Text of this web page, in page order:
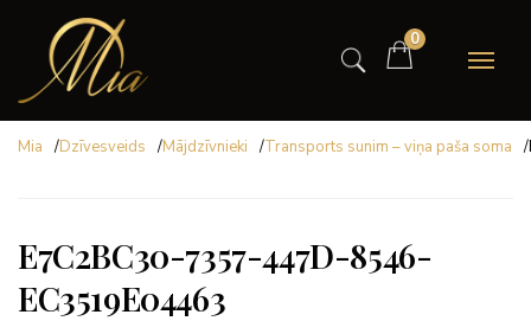
0
Mia /Dzīvesveids /Mājdzīvnieki /Transports sunim – viņa paša soma /
E7C2BC30-7357-447D-8546-
EC3519E04463